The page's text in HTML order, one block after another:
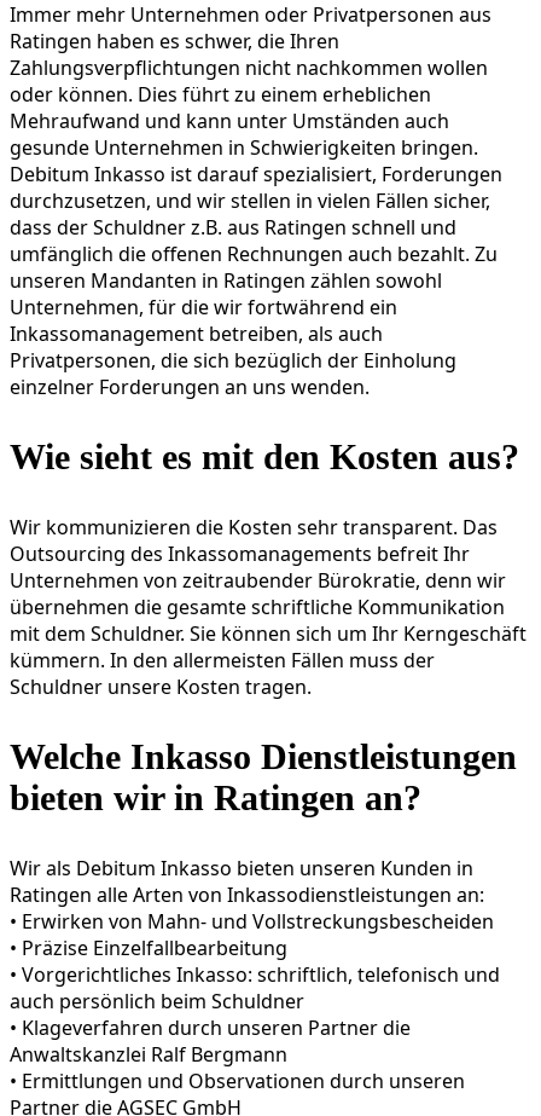
Immer mehr Unternehmen oder Privatpersonen aus
Ratingen haben es schwer, die Ihren
Zahlungsverpflichtungen nicht nachkommen wollen
oder können. Dies führt zu einem erheblichen
Mehraufwand und kann unter Umständen auch
gesunde Unternehmen in Schwierigkeiten bringen.
Debitum Inkasso ist darauf spezialisiert, Forderungen
durchzusetzen, und wir stellen in vielen Fällen sicher,
dass der Schuldner z.B. aus Ratingen schnell und
umfänglich die offenen Rechnungen auch bezahlt. Zu
unseren Mandanten in Ratingen zählen sowohl
Unternehmen, für die wir fortwährend ein
Inkassomanagement betreiben, als auch
Privatpersonen, die sich bezüglich der Einholung
einzelner Forderungen an uns wenden.
Wie sieht es mit den Kosten aus?
Wir kommunizieren die Kosten sehr transparent. Das
Outsourcing des Inkassomanagements befreit Ihr
Unternehmen von zeitraubender Bürokratie, denn wir
übernehmen die gesamte schriftliche Kommunikation
mit dem Schuldner. Sie können sich um Ihr Kerngeschäft
kümmern. In den allermeisten Fällen muss der
Schuldner unsere Kosten tragen.
Welche Inkasso Dienstleistungen
bieten wir in Ratingen an?
Wir als Debitum Inkasso bieten unseren Kunden in
Ratingen alle Arten von Inkassodienstleistungen an:
• Erwirken von Mahn- und Vollstreckungsbescheiden
• Präzise Einzelfallbearbeitung
• Vorgericht­liches Inkasso: schriftlich, telefonisch und
auch persönlich beim Schuldner
• Klageverfahren durch unseren Partner die
Anwaltskanzlei Ralf Bergmann
• Ermittlungen und Observationen durch unseren
Partner die AGSEC GmbH